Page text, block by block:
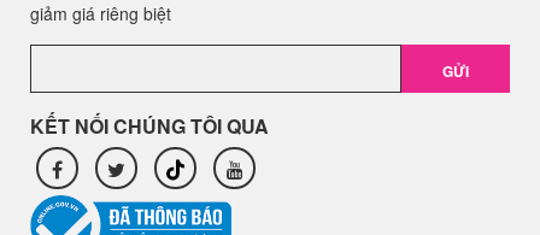
giảm giá riêng biệt
GỬI
KẾT NỐI CHÚNG TÔI QUA